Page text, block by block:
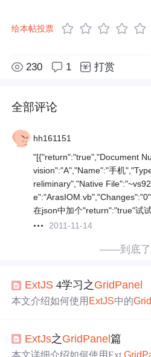
给本帖投票
230 1 打赏
全部评论
hh161151
"[{"return":"true","Document
vision":"A","Name":"手机
reliminary","Native
在json中加个"return":"true"试试
2011-11-14
——到底
ExtJS 4学习之 GridPanel
本文介绍如何使用 ExtJS中的Grid
ExtJs之 GridPanel篇
本文详细介绍如何使用ExtGrid